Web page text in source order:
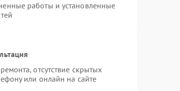
работы и установленные
отсутствие скрытых
или онлайн на сайте